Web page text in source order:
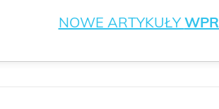
NOWE ARTYKUŁY